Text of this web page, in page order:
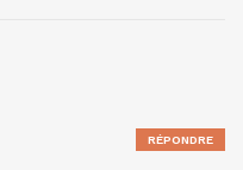
RÉPONDRE